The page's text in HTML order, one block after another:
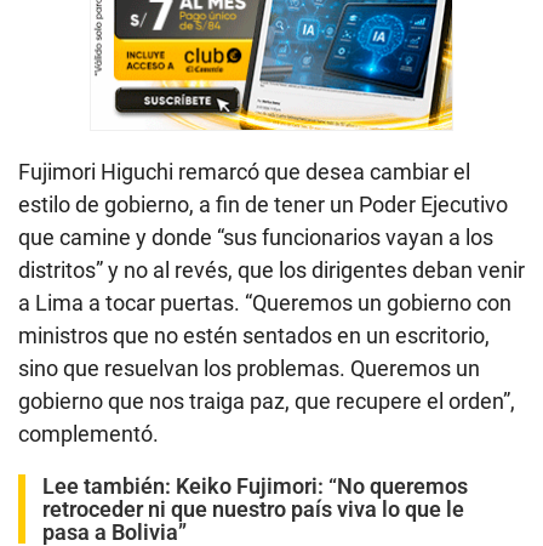
Fujimori Higuchi remarcó que desea cambiar el
estilo de gobierno, a fin de tener un Poder Ejecutivo
que camine y donde “sus funcionarios vayan a los
distritos” y no al revés, que los dirigentes deban venir
a Lima a tocar puertas. “Queremos un gobierno con
ministros que no estén sentados en un escritorio,
sino que resuelvan los problemas. Queremos un
gobierno que nos traiga paz, que recupere el orden”,
complementó.
Lee también: Keiko Fujimori: “No queremos
retroceder ni que nuestro país viva lo que le
pasa a Bolivia”